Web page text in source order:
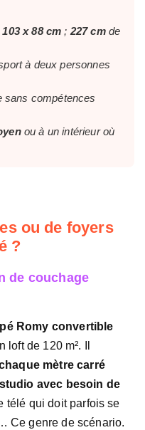
103 x 88 cm ;227 cmde
à deux personnes
sans compétences
ou à un intérieur où
ou de foyers
?
de couchage
Romy convertible
de 120 m². Il
mètre carré
studio avec besoin de
télé qui doit parfois se
Ce genre de scénario.